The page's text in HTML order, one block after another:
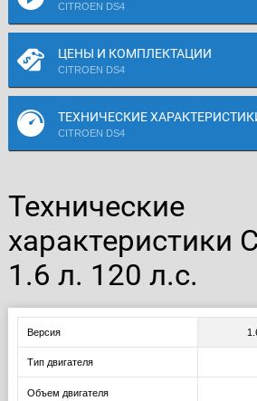
CITROEN DS4
ЦЕНЫ И КОМПЛЕКТАЦИИ
CITROEN DS4
ТЕХНИЧЕСКИЕ
CITROEN DS4
Технические
характеристики
1.6 л. 120 л.с.
Версия
Тип двигателя
Объем двигателя